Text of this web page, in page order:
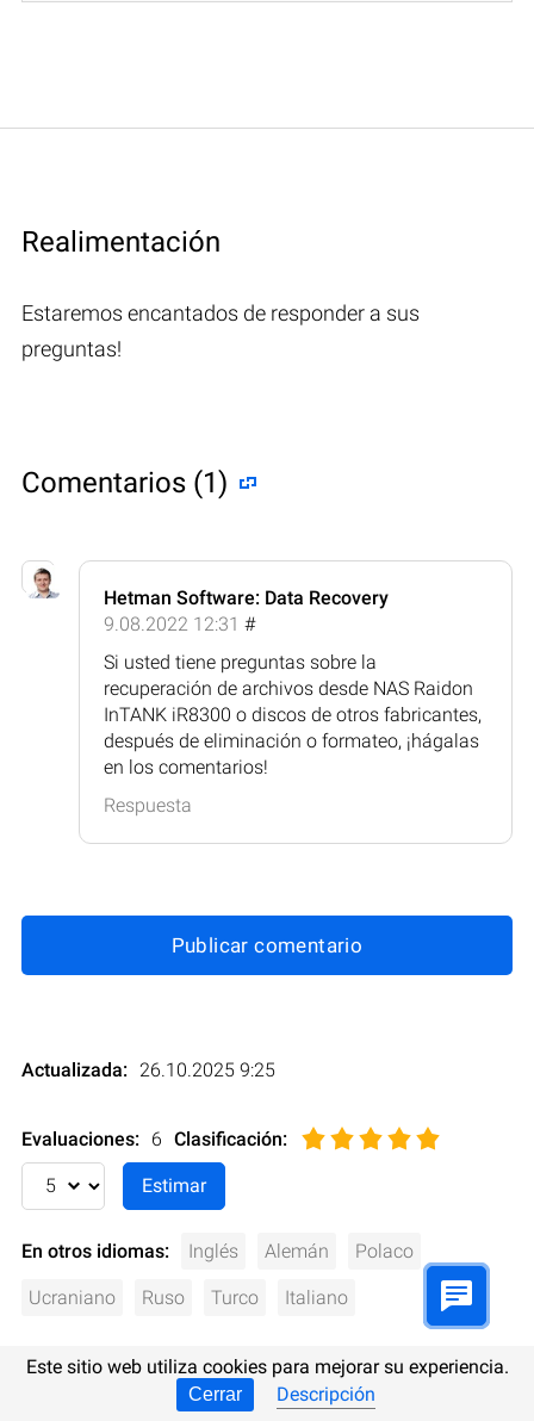
Realimentación
Estaremos encantados de responder a sus
preguntas!
Comentarios (1)
Hetman Software: Data Recovery
9.08.2022 12:31 #
Si usted tiene preguntas sobre la
recuperación de archivos desde NAS Raidon
InTANK iR8300 o discos de otros fabricantes,
después de eliminación o formateo, ¡hágalas
en los comentarios!
Respuesta
Publicar comentario
Actualizada: 26.10.2025 9:25
Evaluaciones: 6 Clasificación:
En otros idiomas: Inglés Alemán Polaco
Ucraniano Ruso Turco Italiano
Este sitio web utiliza cookies para mejorar su experiencia.
Cerrar Descripción